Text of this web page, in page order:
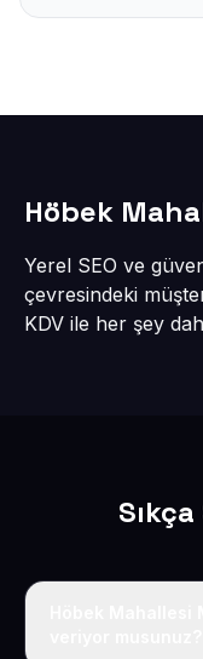
Höbek
Yerel SEO ve
çevresindeki
KDV ile her şey